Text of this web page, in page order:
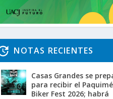
NOTAS RECIENTES
Casas Grandes se
para recibir el Paquimé
Biker Fest 2026; habrá